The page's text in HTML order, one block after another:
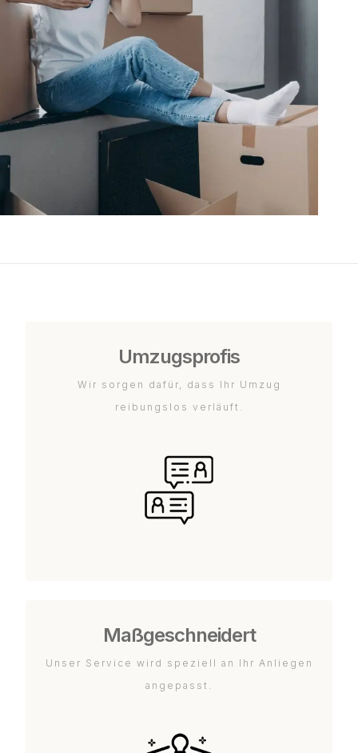
Umzugsprofis
Wir sorgen dafür, dass Ihr Umzug
reibungslos verläuft.
Maßgeschneidert
Unser Service wird speziell an Ihr Anliegen
angepasst.